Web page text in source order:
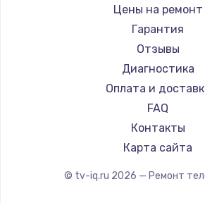
Замена
1600 руб.
Ремонт разъема
880 руб.
Заказать
Замена
Daewoo
Centek
Telefunken
Hyundai
Doffler
Hiper
Grundig
HITACHI
Цены на ремонт
Гарантия
Отзывы
Диагностика
Оплата и
FAQ
Контакты
Карта сайта
© tv-iq.ru 2026 — Ремонт